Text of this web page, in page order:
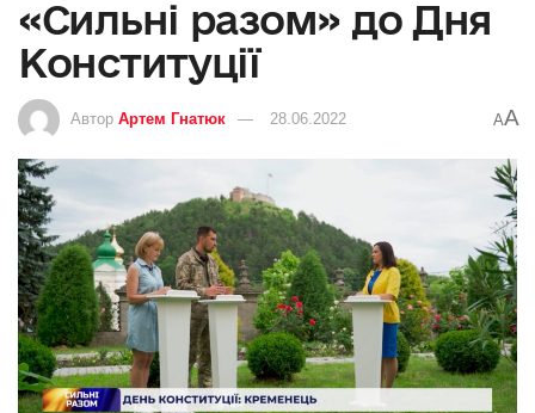
«Сильні разом» до Дня
Конституції
Автор Артем Гнатюк 28.06.2022 AA